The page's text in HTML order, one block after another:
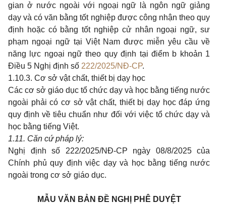
gian ở nước ngoài với ngoại ngữ là ngôn ngữ giảng
dạy và có văn bằng tốt nghiệp được công nhận theo quy
định hoặc có bằng tốt nghiệp cử nhân ngoại ngữ, sư
phạm ngoại ngữ tại Việt Nam được miễn yêu cầu về
năng lực ngoại ngữ theo quy định tại điểm b khoản 1
Điều 5 Nghị định số 222/2025/NĐ-CP.
1.10.3. Cơ sở vật chất, thiết bị dạy học
Các cơ sở giáo dục tổ chức dạy và học bằng tiếng nước
ngoài phải có cơ sở vật chất, thiết bị dạy học đáp ứng
quy định về tiêu chuẩn như đối với việc tổ chức dạy và
học bằng tiếng Việt.
1.11. Căn cứ pháp lý:
Nghị định số 222/2025/NĐ-CP ngày 08/8/2025 của
Chính phủ quy định việc dạy và học bằng tiếng nước
ngoài trong cơ sở giáo dục.
MẪU VĂN BẢN ĐỀ NGHỊ PHÊ DUYỆT